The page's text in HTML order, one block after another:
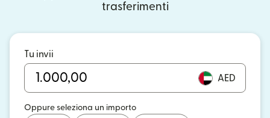
trasferimenti
Tu invii
AED
Oppure seleziona un importo